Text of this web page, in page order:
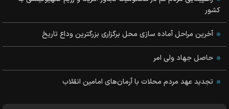
کشور
آخرین مراحل آماده سازی محل برگزاری بزرگترین وداع تاریخ
حاصل جهاد ولی امر
تجدید عهد مردم محلات با آرمان‌های امامین انقلاب